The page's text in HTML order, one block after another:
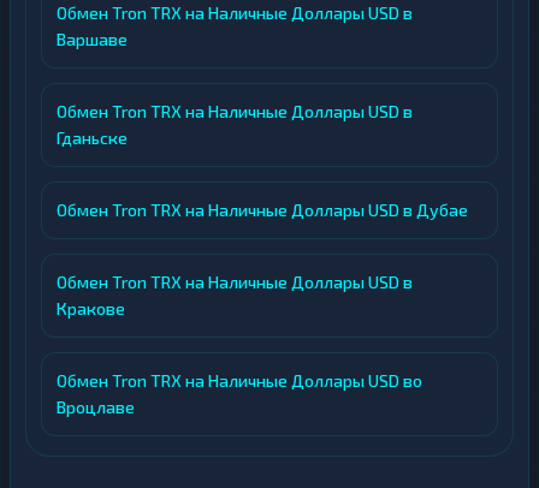
Обмен Tron TRX на Наличные Доллары USD в
Варшаве
Обмен Tron TRX на Наличные Доллары USD в
Гданьске
Обмен Tron TRX на Наличные Доллары USD в Дубае
Обмен Tron TRX на Наличные Доллары USD в
Кракове
Обмен Tron TRX на Наличные Доллары USD во
Вроцлаве